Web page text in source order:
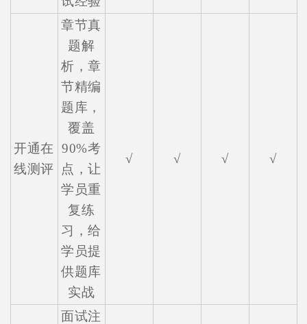
开通在
线测评
章节真
题解
析，章
节精编
题库，
覆盖
90%考
点，让
学员重
复练
习，给
学员提
供题库
实战
√ √ √ √
面试注